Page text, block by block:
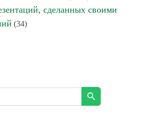
сделанных своими
(34)